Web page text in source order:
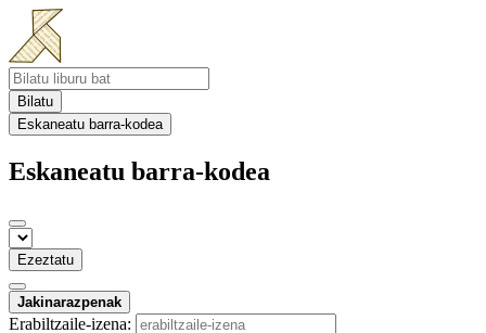
Bilatu
Eskaneatu barra-kodea
Eskaneatu barra-kodea
Ezeztatu
Jakinarazpenak
Erabiltzaile-izena: